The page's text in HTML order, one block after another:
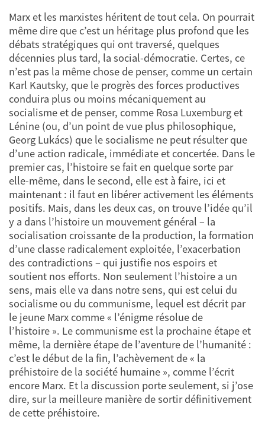
Marx et les marxistes héritent de tout cela. On pourrait
même dire que c’est un héritage plus profond que les
débats stratégiques qui ont traversé, quelques
décennies plus tard, la social-démocratie. Certes, ce
n’est pas la même chose de penser, comme un certain
Karl Kautsky, que le progrès des forces productives
conduira plus ou moins mécaniquement au
socialisme et de penser, comme Rosa Luxemburg et
Lénine (ou, d’un point de vue plus philosophique,
Georg Lukács) que le socialisme ne peut résulter que
d’une action radicale, immédiate et concertée. Dans le
premier cas, l’histoire se fait en quelque sorte par
elle-même, dans le second, elle est à faire, ici et
maintenant : il faut en libérer activement les éléments
positifs. Mais, dans les deux cas, on trouve l’idée qu’il
y a dans l’histoire un mouvement général – la
socialisation croissante de la production, la formation
d’une classe radicalement exploitée, l’exacerbation
des contradictions – qui justifie nos espoirs et
soutient nos efforts. Non seulement l’histoire a un
sens, mais elle va dans notre sens, qui est celui du
socialisme ou du communisme, lequel est décrit par
le jeune Marx comme « l’énigme résolue de
l’histoire ». Le communisme est la prochaine étape et
même, la dernière étape de l’aventure de l’humanité :
c’est le début de la fin, l’achèvement de « la
préhistoire de la société humaine », comme l’écrit
encore Marx. Et la discussion porte seulement, si j’ose
dire, sur la meilleure manière de sortir définitivement
de cette préhistoire.